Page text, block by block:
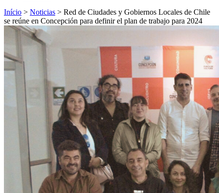
Início > Noticias > Red de Ciudades y Gobiernos Locales de Chile
se reúne en Concepción para definir el plan de trabajo para 2024